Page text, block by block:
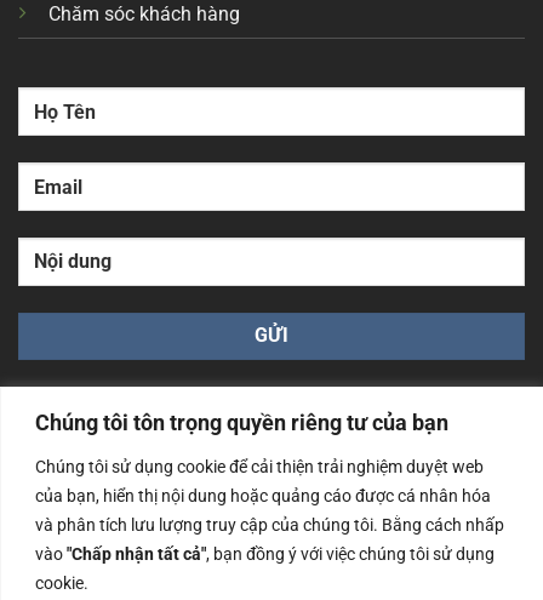
Chúng tôi tôn trọng quyền riêng tư của bạn
Chúng tôi sử dụng cookie để cải thiện trải nghiệm duyệt web
của bạn, hiển thị nội dung hoặc quảng cáo được cá nhân hóa
và phân tích lưu lượng truy cập của chúng tôi. Bằng cách nhấp
vào"Chấp nhận tất cả", bạn đồng ý với việc chúng tôi sử dụng
cookie.
Chăm sóc khách hàng
Công ty TNHH Nam Bình Xương - Số ĐKKD: 0108783483
cấp ngày 14/06/2019 bởi Sở Kế Hoạch và Đầu Tư Tp. Hà
Nội
Copyrights @2023 Nam Binh Xuong. All Rights Reserved